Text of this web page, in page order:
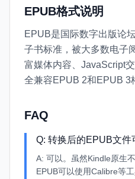
EPUB格式说明
EPUB是国际数字出版论
子书标准，被大多数电子
富媒体内容、JavaScript
全兼容EPUB 2和EPUB 3
FAQ
Q: 转换后的EPUB文件
A: 可以。虽然Kindle原生
EPUB可以使用Calibre等